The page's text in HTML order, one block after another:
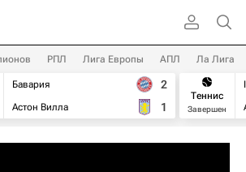
РПЛ Лига Европы АПЛ Ла Лига
Бавария
Астон Вилла
2
1
Теннис
Завершен